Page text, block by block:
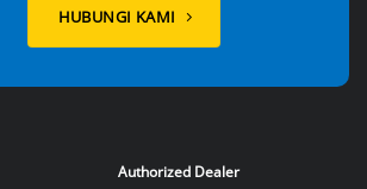
HUBUNGI KAMI
Authorized Dealer